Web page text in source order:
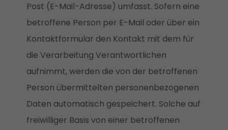
Post (E-Mail-Adresse) umfasst. Sofern eine
betroffene Person per E-Mail oder über ein
Kontaktformular den Kontakt mit dem für
die Verarbeitung Verantwortlichen
aufnimmt, werden die von der betroffenen
Person übermittelten personenbezogenen
Daten automatisch gespeichert. Solche auf
freiwilliger Basis von einer betroffenen